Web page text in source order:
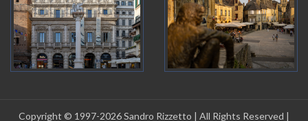
Copyright © 1997-2026 Sandro Rizzetto | All Rights Reserved |